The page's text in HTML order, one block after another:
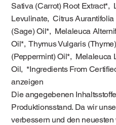
Sativa (Carrot) Root
Levulinate, Citrus
(Sage) Oil*, Melaleuca
Oil*, Thymus Vulgaris
(Peppermint) Oil*, Melaleuca
Oil, *Ingredients From
anzeigen
Die angegebenen
Produktionsstand. Da wir
verbessern und den